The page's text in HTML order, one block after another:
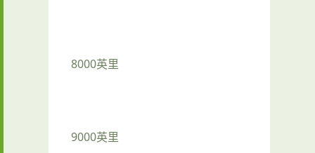
8000英里
9000英里